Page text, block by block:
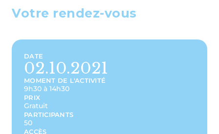
Votre rendez-vous
DATE
02.10.2021
MOMENT DE L'ACTIVITÉ
9h30 à 14h30
PRIX
Gratuit
PARTICIPANTS
50
ACCÈS